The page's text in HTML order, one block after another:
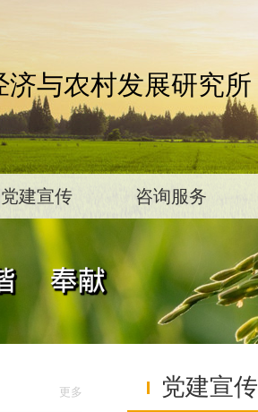
济与农村发展研究所
党建宣传 咨询服务
更多 党建宣传